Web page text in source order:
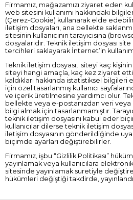
Firmamız, mağazamızı ziyaret eden
web sitesini kullanımı hakkındaki
(Çerez-Cookie) kullanarak elde
iletişim dosyaları, ana bellekte
sitesinin kullanıcının tarayıcısına
dosyalarıdır. Teknik iletişim dosyası
tercihleri saklayarak İnternet’in
Teknik iletişim dosyası, siteyi kaç
siteyi hangi amaçla, kaç kez ziyaret
kaldıkları hakkında istatistiksel bilgileri
için özel tasarlanmış kullanıcı
ve içerik üretilmesine yardımcı olur.
bellekte veya e-postanızdan veri veya
bilgi almak için tasarlanmamıştır.
teknik iletişim dosyasını kabul eder
kullanıcılar dilerse teknik iletişim
iletişim dosyasının gönderildiğinde
biçimde ayarları değiştirebilirler.
Firmamız, işbu “Gizlilik Politikası”
yayınlamak veya kullanıcılara
sitesinde yayınlamak suretiyle
hükümleri değiştiği takdirde,